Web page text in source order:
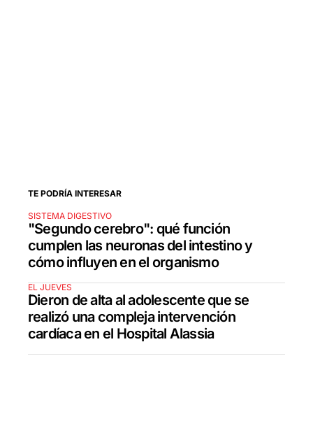
TE PODRÍA INTERESAR
SISTEMA DIGESTIVO
"Segundo cerebro": qué función
cumplen las neuronas del intestino y
cómo influyen en el organismo
EL JUEVES
Dieron de alta al adolescente que se
realizó una compleja intervención
cardíaca en el Hospital Alassia